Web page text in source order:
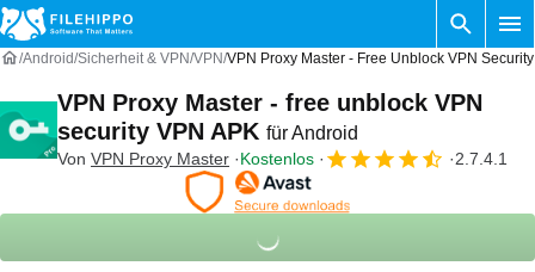
Android Sicherheit & VPN VPN VPN Proxy Master - Free Unblock VPN
VPN Proxy Master - free unblock VPN
security VPN APK für Android
Von VPN Proxy Master Kostenlos 2.7.4.1